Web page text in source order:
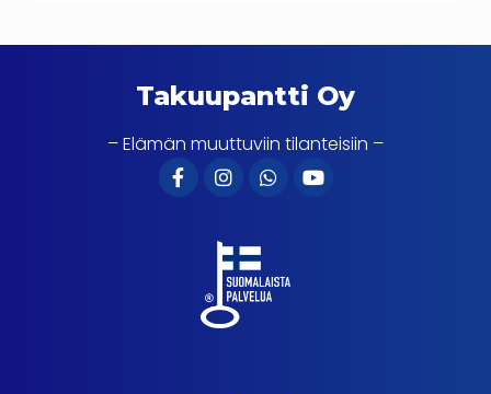
Takuupantti Oy
– Elämän muuttuviin tilanteisiin –